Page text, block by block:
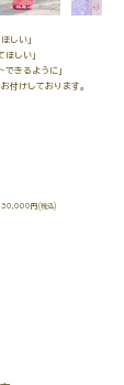
しい」
ほしい」
できるように」
付けしております。
30,000円(税込)